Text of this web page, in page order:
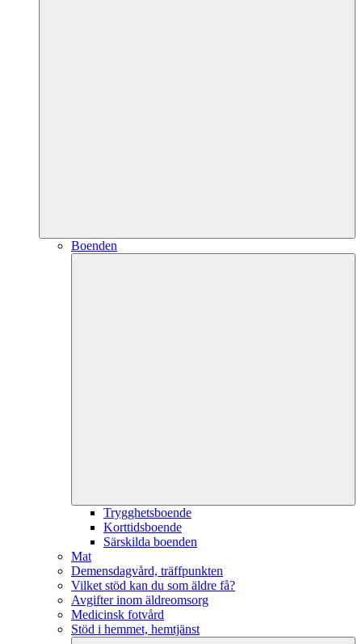
Boenden
Trygghetsboende
Korttidsboende
Särskilda boenden
Mat
Demensdagvård, träffpunkten
Vilket stöd kan du som äldre få?
Avgifter inom äldreomsorg
Medicinsk fotvård
Stöd i hemmet, hemtjänst